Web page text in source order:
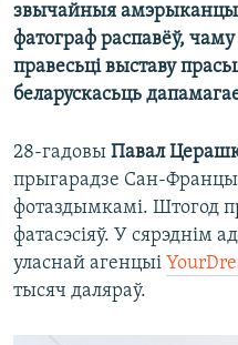
звычайныя амэрыканцы.
фатограф распавёў,
правесьці выставу
беларускасьць
28-гадовы Павал
прыгарадзе Сан-
фотаздымкамі. Штогод
фатасэсіяў. У сярэднім
уласнай агенцыі
тысяч даляраў.